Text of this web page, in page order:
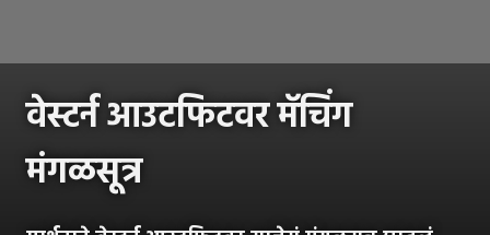
वेस्टर्न आउटफिटवर मॅचिंग
मंगळसूत्र